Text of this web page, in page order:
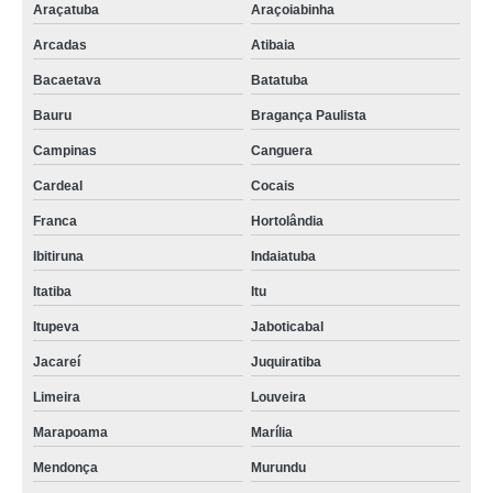
Araçatuba Araçoiabinha
Arcadas Atibaia
Bacaetava Batatuba
Bauru Bragança Paulista
Campinas Canguera
Cardeal Cocais
Franca Hortolândia
Ibitiruna Indaiatuba
Itatiba Itu
Itupeva Jaboticabal
Jacareí Juquiratiba
Limeira Louveira
Marapoama Marília
Mendonça Murundu